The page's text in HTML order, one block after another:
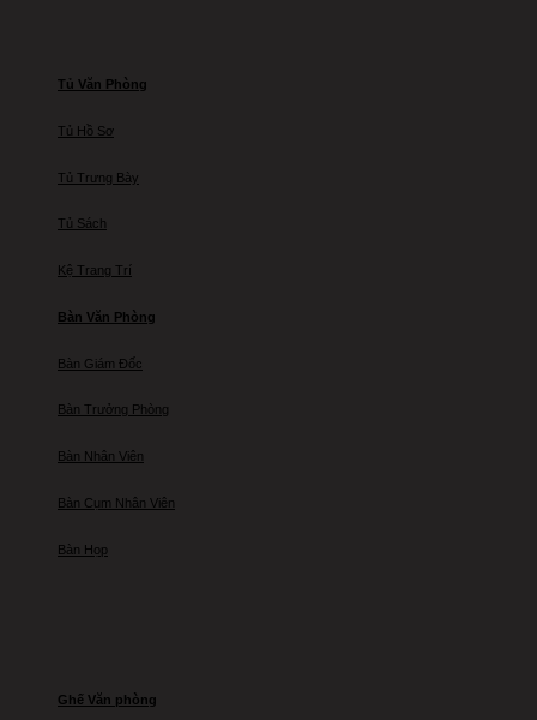
Tủ Văn Phòng
Tủ Hồ Sơ
Tủ Trưng Bày
Tủ Sách
Kệ Trang Trí
Bàn Văn Phòng
Bàn Giám Đốc
Bàn Trưởng Phòng
Bàn Nhân Viên
Bàn Cụm Nhân Viên
Bàn Họp
Ghế Văn phòng